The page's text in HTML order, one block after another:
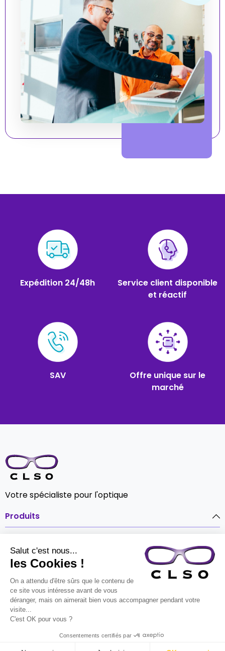
Expédition 24/48h
Service client disponible
et réactif
SAV
Offre unique sur le
marché
Votre spécialiste pour l'optique
Produits

Contact
© CLSO Tout droits réservés